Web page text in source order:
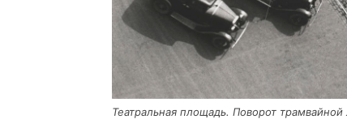
Теат­раль­ная пло­щадь. Пово­рот